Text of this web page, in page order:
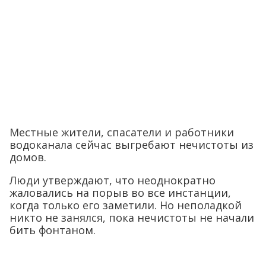
Местные жители, спасатели и работники
водоканала сейчас выгребают нечистоты из
домов.
Люди утверждают, что неоднократно
жаловались на порыв во все инстанции,
когда только его заметили. Но неполадкой
никто не занялся, пока нечистоты не начали
бить фонтаном.